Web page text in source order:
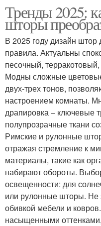
Тренды 2025:
шторы
В 2025 году дизайн штор
правила. Актуальны
песочный,
Модны сложные
двух-трех тонов,
настроением комнаты.
драпировка – ключевые
полупрозрачные ткани
Римские и рулонные
отражая стремление к
материалы, такие как
набирают обороты.
освещенности: для
или рулонные шторы. Не
обивкой мебели и
насыщенными